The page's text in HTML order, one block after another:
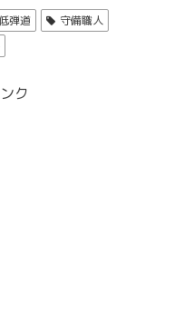
弾道
守備職人
ク